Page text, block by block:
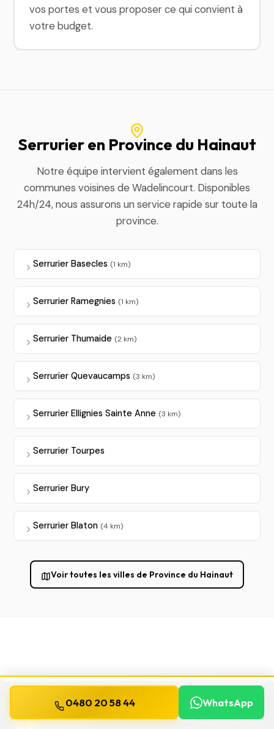
vos portes et vous proposer ce qui convient à
votre budget.
Serrurier en Province du Hainaut
Notre équipe intervient également dans les
communes voisines de Wadelincourt. Disponibles
24h/24, nous assurons un service rapide sur toute la
province.
Serrurier Basecles (1 km)
Serrurier Ramegnies (1 km)
Serrurier Thumaide (2 km)
Serrurier Quevaucamps (3 km)
Serrurier Ellignies Sainte Anne (3 km)
Serrurier Tourpes
Serrurier Bury
Serrurier Blaton (4 km)
Voir toutes les villes de Province du Hainaut
WILLEMS
0480 20 58 44 WhatsApp